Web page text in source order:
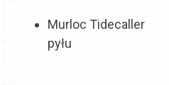
Murloc Tidecaller
pyłu